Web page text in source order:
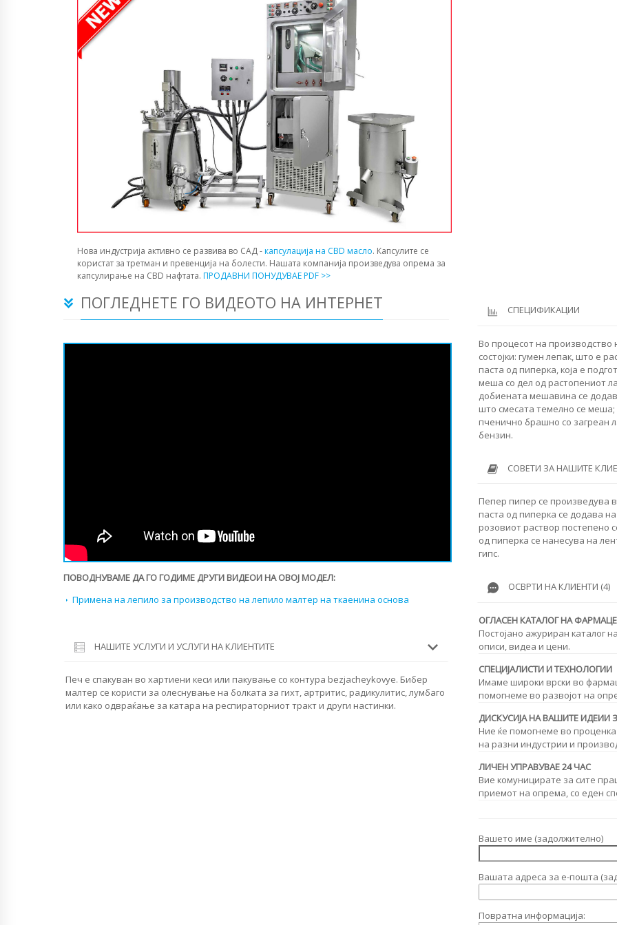
Нова индустрија активно се развива во САД -капсулација на CBD масло. Капсулите се
користат за третман и превенција на болести. Нашата компанија произведува опрема за
капсулирање на CBD нафтата. ПРОДАВНИ ПОНУДУВАЕ PDF >>
ПОГЛЕДНЕТЕ ГО ВИДЕОТО НА ИНТЕРНЕТ
ПОВОДНУВАМЕ ДА ГО ГОДИМЕ ДРУГИ ВИДЕОИ НА ОВОЈ МОДЕЛ:
Примена на лепило за производство на лепило малтер на ткаенина основа
НАШИТЕ УСЛУГИ И УСЛУГИ НА КЛИЕНТИТЕ
Печ е спакуван во хартиени кеси или пакување со контура bezjacheykovye. Бибер
малтер се користи за олеснување на болката за гихт, артритис, радикулитис, лумбаго
или како одвраќање за катара на респираторниот тракт и други настинки.
СПЕЦИФИКАЦИИ
Во процесот на производство
состојки: гумен лепак, што е
паста од пиперка, која е
меша со дел од растопениот
добиената мешавина се
што смесата темелно се
пченично брашно со загреан
бензин.
СОВЕТИ ЗА НАШИТЕ
Пепер пипер се произведува
паста од пиперка се додава
розовиот раствор
од пиперка се нанесува на
гипс.
ОСВРТИ НА КЛИЕНТИ (4)
ОГЛАСЕН КАТАЛОГ НА
Постојано ажуриран каталог
описи, видеа и цени.
СПЕЦИЈАЛИСТИ И ТЕХНОЛОГИИ
Имаме широки врски во
помогнеме во развојот на
ДИСКУСИЈА НА ВАШИТЕ ИДЕИИ
Ние ќе помогнеме во
на разни индустрии и
ЛИЧЕН УПРАВУВАЕ 24 ЧАС
Вие комуницирате за сите
приемот на опрема, со еден
Вашето име (задолжително)
Вашата адреса за е-пошта
Повратна информација: